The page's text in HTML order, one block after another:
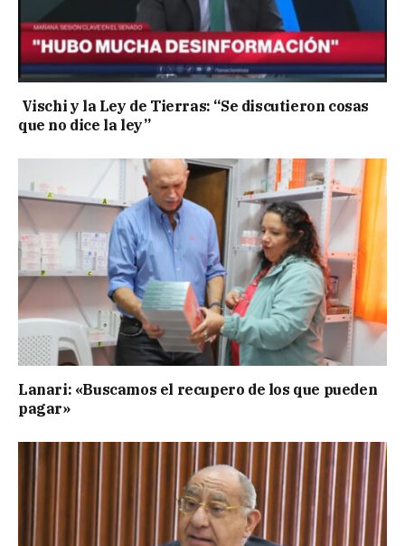
Vischi y la Ley de Tierras: “Se discutieron cosas
que no dice la ley”
Lanari: «Buscamos el recupero de los que pueden
pagar»